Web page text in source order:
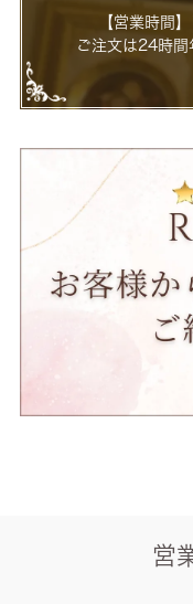
【営業時間
ご注文は24時間
営